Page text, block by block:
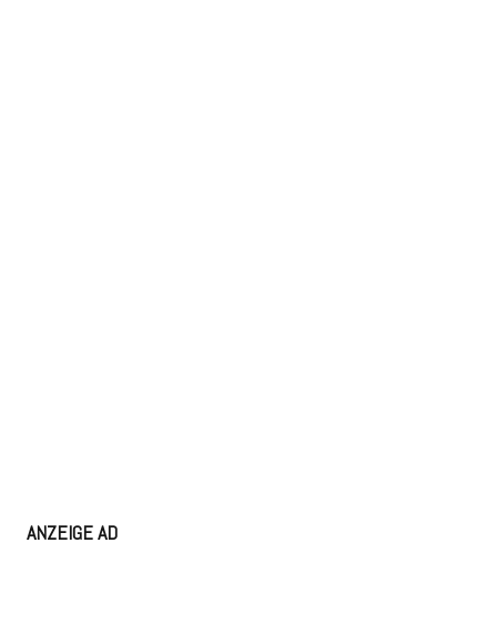
ANZEIGE AD